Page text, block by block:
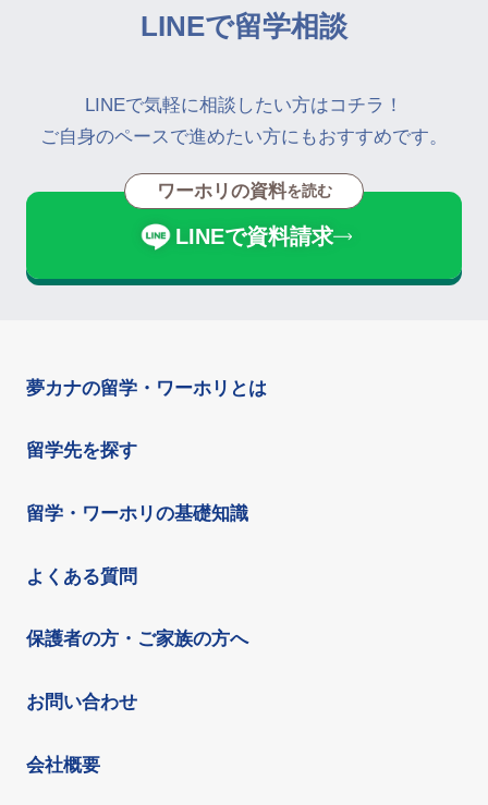
LINEで留学相談
LINEで気軽に相談したい方はコチラ！
ご自身のペースで進めたい方にもおすすめです。
ワーホリの資料を読む
LINEで資料請求
夢カナの留学・ワーホリとは
留学先を探す
留学・ワーホリの基礎知識
よくある質問
保護者の方・ご家族の方へ
お問い合わせ
会社概要